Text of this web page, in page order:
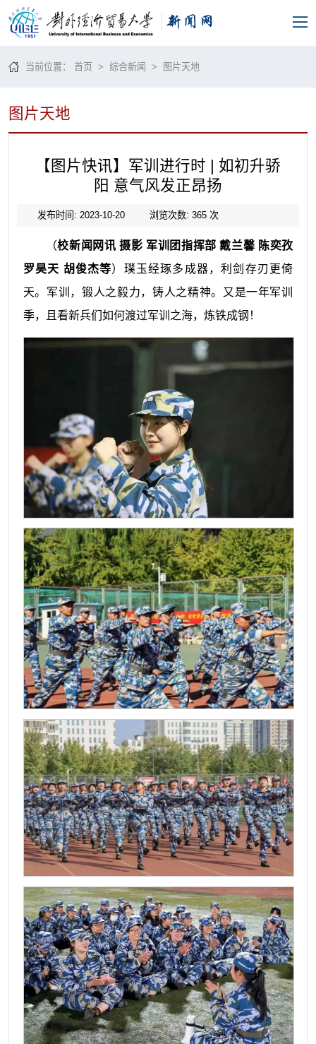
当前位置：首页 >综合新闻 > 图片天地
图片天地
【图片快讯】军训进行时 | 如初升骄
阳 意气风发正昂扬
发布时间: 2023-10-20 浏览次数: 365次
（校新闻网讯 摄影 军训团指挥部 戴兰馨 陈奕孜
罗昊天 胡俊杰等）璞玉经琢多成器，利剑存刃更倚
天。军训，锻人之毅力，铸人之精神。又是一年军训
季，且看新兵们如何渡过军训之海，炼铁成钢！